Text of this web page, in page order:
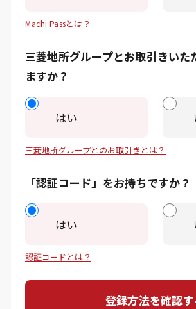
Machi Passとは？
三菱地所グループとお取引きいた
ますか？
はい
三菱地所グループとのお取引きとは？
「認証コード」をお持ちですか？
はい
認証コードとは？
登録方法を確認す